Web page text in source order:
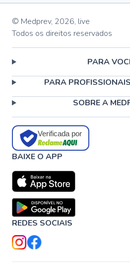
© Medprev, 2026, live
Todos os direitos reservados
PARA
PARA
SOBRE A
Verificada por
BAIXE O APP
REDES SOCIAIS